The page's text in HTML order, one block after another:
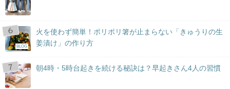
BLOG
火を使わず簡単！ポリポリ箸が止まらない「きゅうりの生
姜漬け」の作り方
朝4時・5時台起きを続ける秘訣は？早起きさん4人の習慣